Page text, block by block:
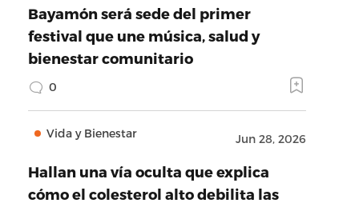
Bayamón será sede del primer
festival que une música, salud y
bienestar comunitario
0
Vida y Bienestar Jun 28, 2026
Hallan una vía oculta que explica
cómo el colesterol alto debilita las